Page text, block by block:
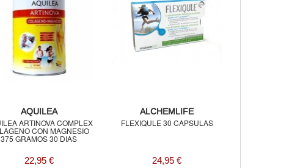
AQUILEA
ARTINOVA COMPLEX
CON MAGNESIO
375 GRAMOS 30 DIAS
22,95 €
ALCHEMLIFE
FLEXIQULE 30 CAPSULAS
24,95 €